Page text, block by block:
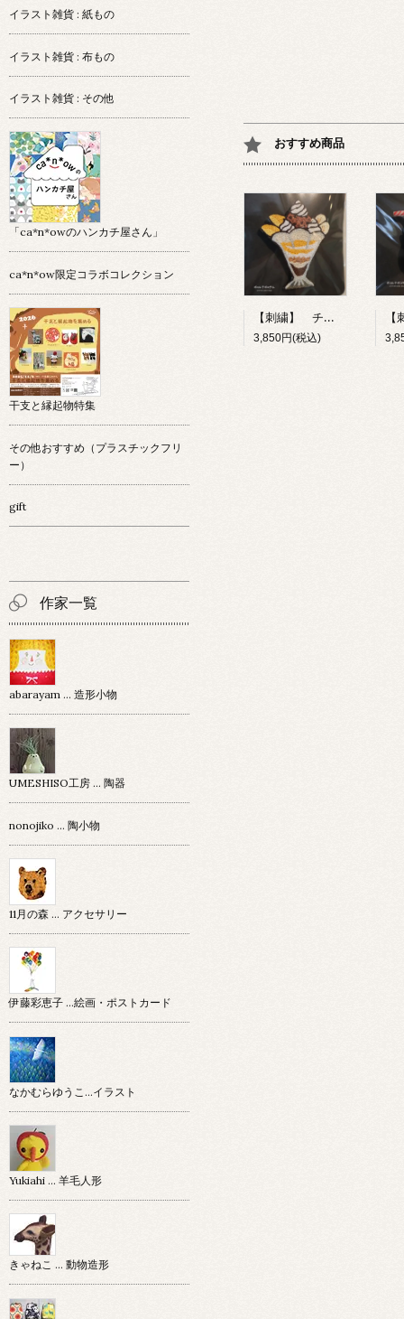
おすすめ商品
【刺繍】 チョコレートパフェ 【ポコルテポコチル】
3,850円(税込)
イラスト雑貨 : 紙もの
イラスト雑貨 : 布もの
イラスト雑貨 : その他
「ca*n*owのハンカチ屋さん」
ca*n*ow限定コラボコレクション
干支と縁起物特集
その他おすすめ（プラスチックフリ
ー）
gift
作家一覧
abarayam … 造形小物
UMESHISO工房 … 陶器
nonojiko ... 陶小物
11月の森 … アクセサリー
伊藤彩恵子 …絵画・ポストカード
なかむらゆうこ…イラスト
Yukiahi … 羊毛人形
きゃねこ … 動物造形